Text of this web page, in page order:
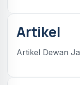
Artikel
Artikel Dewan